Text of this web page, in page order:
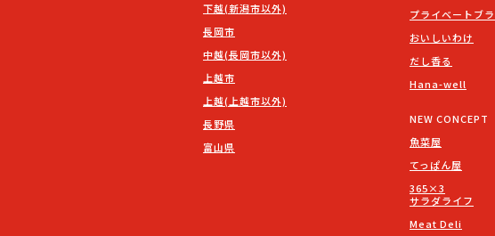
下越(新潟市以外)
長岡市
中越(長岡市以外)
上越市
上越(上越市以外)
長野県
富山県
プライベートブ
おいしいわけ
だし香る
Hana-well
NEW CONCEPT
魚菜屋
てっぱん屋
365×3
サラダライフ
Meat Deli